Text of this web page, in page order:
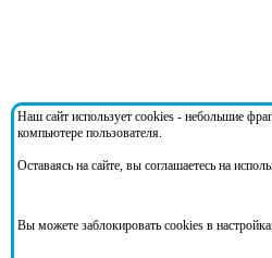
Наш сайт использует cookies - небольшие
компьютере пользователя.
Оставаясь на сайте, вы соглашаетесь на
Вы можете заблокировать cookies в